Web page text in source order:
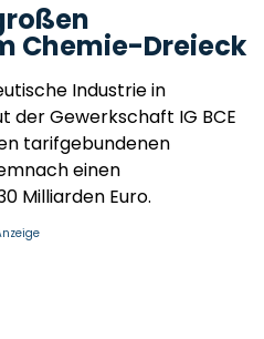
Chemie-Dreieck
Industrie in
der Gewerkschaft IG BCE
tarifgebundenen
einen
Milliarden Euro.